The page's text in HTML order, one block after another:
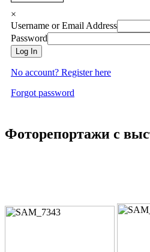
×
Username or Email Address
Password
Log In
No account? Register here
Forgot password
Фоторепортажи с